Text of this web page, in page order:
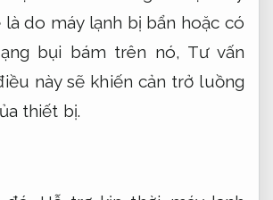
do máy lạnh bị bẩn hoặc có
bụi bám trên nó, Tư vấn
này sẽ khiến cản trở luồng
thiết bị.